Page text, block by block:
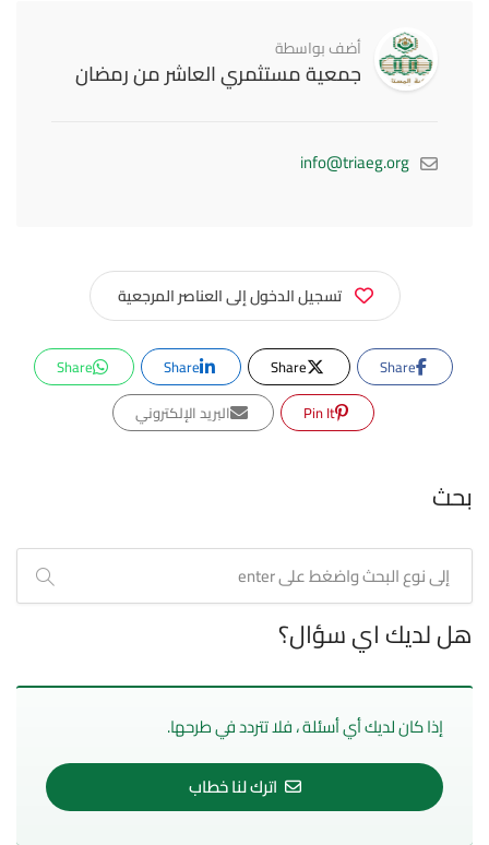
أضف بواسطة
جمعية مستثمري العاشر من رمضان
info@triaeg.org
تسجيل الدخول إلى العناصر المرجعية
Share
Share
Share
Share
Pin It
البريد الإلكتروني
بحث
هل لديك اي سؤال؟
إذا كان لديك أي أسئلة ، فلا تتردد في طرحها.
اترك لنا خطاب